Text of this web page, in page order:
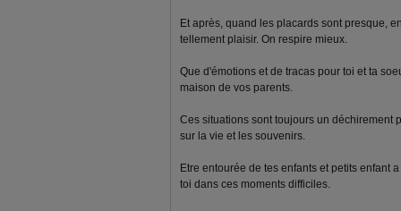
Et après, quand les placards sont presque,
tellement plaisir. On respire mieux.
Que d'émotions et de tracas pour toi et ta
maison de vos parents.
Ces situations sont toujours un déchirement
sur la vie et les souvenirs.
Etre entourée de tes enfants et petits enfant
toi dans ces moments difficiles.